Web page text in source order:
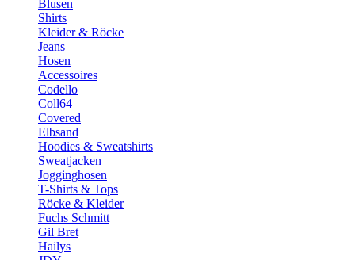
Blusen
Shirts
Kleider & Röcke
Jeans
Hosen
Accessoires
Codello
Coll64
Covered
Elbsand
Hoodies & Sweatshirts
Sweatjacken
Jogginghosen
T-Shirts & Tops
Röcke & Kleider
Fuchs Schmitt
Gil Bret
Hailys